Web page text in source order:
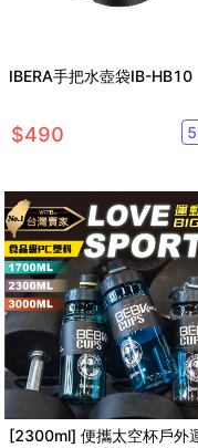
IBERA手把水壺袋IB-HB10
$490
[2300ml] 便攜太空杯戶外